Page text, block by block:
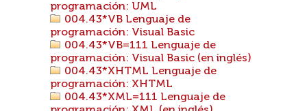
programación: UML
004.43*VB Lenguaje de
programación: Visual Basic
004.43*VB=111 Lenguaje de
programación: Visual Basic (en inglés)
004.43*XHTML Lenguaje de
programación: XHTML
004.43*XML=111 Lenguaje de